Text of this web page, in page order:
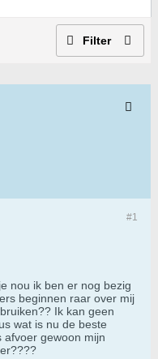
Filter
#1
nou ik ben er nog bezig
beginnen raar over mij
Ik kan geen
wat is nu de beste
afvoer gewoon mijn